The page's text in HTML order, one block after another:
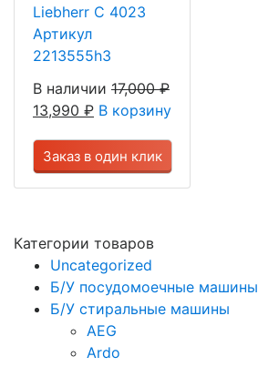
Liebherr C 4023
Артикул
2213555h3
В наличии 17,000₽
13,990 ₽ В корзину
Заказ в один клик
Категории товаров
Uncategorized
Б/У посудомоечные машины
Б/У стиральные машины
AEG
Ardo